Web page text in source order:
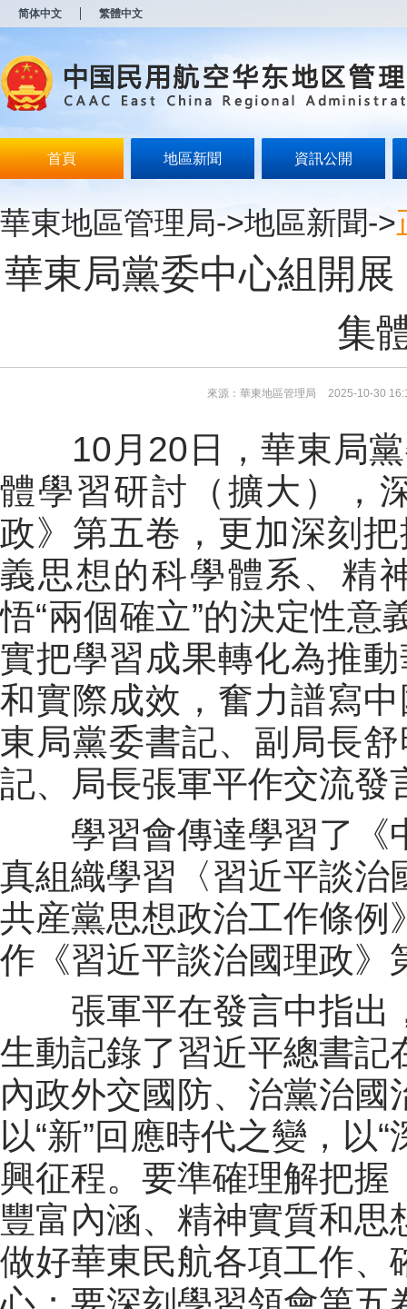
简体中文 繁體中文
首頁 地區新聞 資訊公開
華東地區管理局->地區新聞->
華東局黨委中心組開
集
來源：華東地區管理局 2025-10-30
10月20日，華東局黨
體學習研討（擴大），
政》第五卷，更加深刻
義思想的科學體系、精
悟“兩個確立”的決定性意
實把學習成果轉化為推
和實際成效，奮力譜寫
東局黨委書記、副局長
記、局長張軍平作交流發
學習會傳達學習了《
真組織學習〈習近平談治
共産黨思想政治工作條例
作《習近平談治國理政》
張軍平在發言中指出
生動記錄了習近平總書記
內政外交國防、治黨治
以“新”回應時代之變，以
興征程。要準確理解把握
豐富內涵、精神實質和
做好華東民航各項工作、
开
无
障
说
明
Alt
加
浪
键
模